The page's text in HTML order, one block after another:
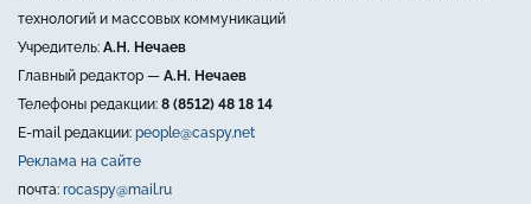
технологий и массовых коммуникаций
Учредитель: А.Н. Нечаев
Главный редактор — А.Н. Нечаев
Телефоны редакции: 8 (8512) 48 18 14
E-mail редакции: people@caspy.net
Реклама на сайте
почта: rocaspy@mail.ru